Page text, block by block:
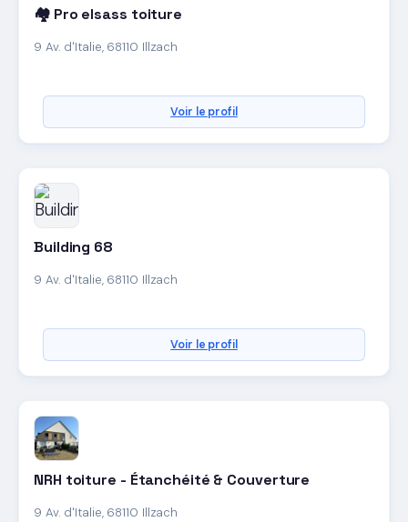
🏘️ Pro elsass toiture
9 Av. d'Italie, 68110 Illzach
Voir le profil
Building 68
9 Av. d'Italie, 68110 Illzach
Voir le profil
NRH toiture - Étanchéité & Couverture
9 Av. d'Italie, 68110 Illzach